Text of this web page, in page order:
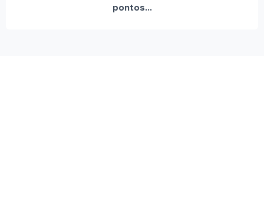
pontos...